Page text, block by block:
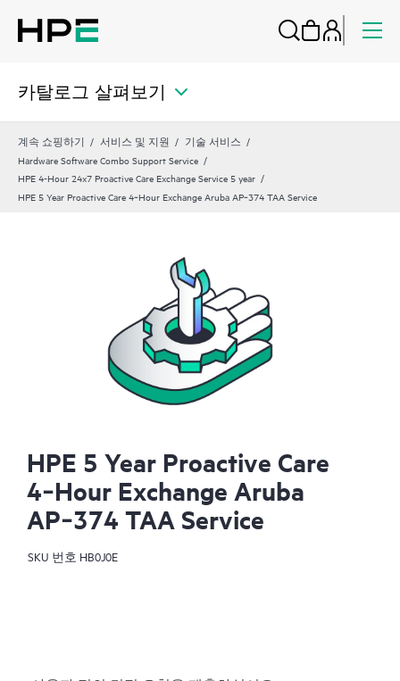
카탈로그 살펴보기
계속 쇼핑하기 서비스 및 지원
기술 서비스
Hardware Software Combo Support Service
HPE 4-Hour 24x7 Proactive Care Exchange Service 5 year
HPE 5 Year Proactive Care 4‑Hour Exchange Aruba AP‑374 TAA Service
HPE 5 Year Proactive Care
4‑Hour Exchange Aruba
AP‑374 TAA Service
SKU 번호 HB0J0E